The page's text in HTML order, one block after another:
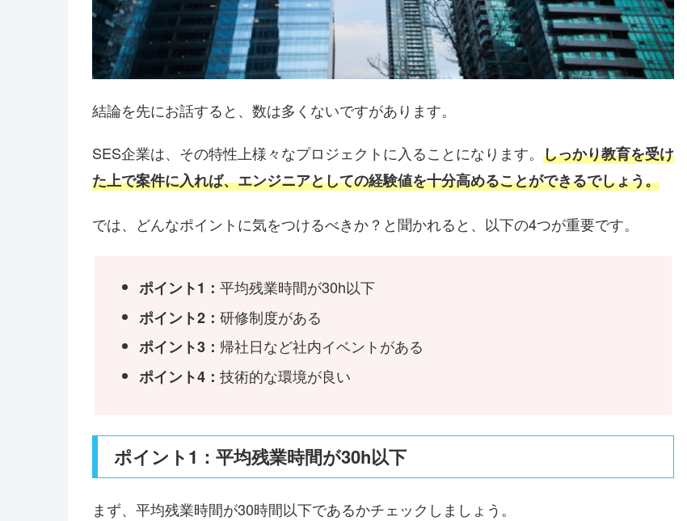
結論を先にお話すると、数は多くないですがあります。
SES企業は、その特性上様々なプロジェクトに入ることになります。 しっかり教育を受け
た上で案件に入れば、エンジニアとしての経験値を十分高めることができるでしょう。
では、どんなポイントに気をつけるべきか？と聞かれると、以下の4つが重要です。
ポイント1： 平均残業時間が30h以下
ポイント2： 研修制度がある
ポイント3： 帰社日など社内イベントがある
ポイント4： 技術的な環境が良い
ポイント1：平均残業時間が30h以下
まず、平均残業時間が30時間以下であるかチェックしましょう。